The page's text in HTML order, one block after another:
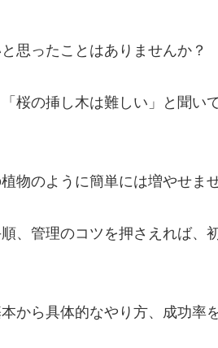
思ったことはありませんか？
桜の挿し木は難しい」と聞い
物のように簡単には増やせませ
、管理のコツを押さえれば、
から具体的なやり方、成功率